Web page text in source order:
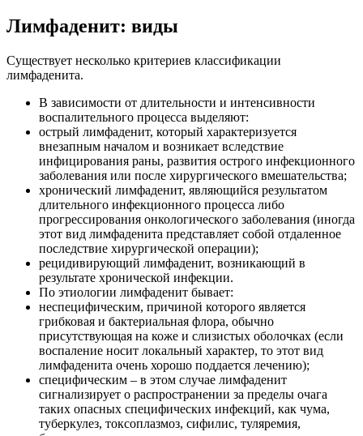
Лимфаденит: виды
Существует несколько критериев классификации
лимфаденита.
В зависимости от длительности и интенсивности
воспалительного процесса выделяют:
острый лимфаденит, который характеризуется
внезапным началом и возникает вследствие
инфицирования раны, развития острого инфекционного
заболевания или после хирургического вмешательства;
хронический лимфаденит, являющийся результатом
длительного инфекционного процесса либо
прогрессирования онкологического заболевания (иногда
этот вид лимфаденита представляет собой отдаленное
последствие хирургической операции);
рецидивирующий лимфаденит, возникающий в
результате хронической инфекции.
По этиологии лимфаденит бывает:
неспецифическим, причиной которого является
грибковая и бактериальная флора, обычно
присутствующая на коже и слизистых оболочках (если
воспаление носит локальный характер, то этот вид
лимфаденита очень хорошо поддается лечению);
специфическим – в этом случае лимфаденит
сигнализирует о распространении за пределы очага
таких опасных специфических инфекций, как чума,
туберкулез, токсоплазмоз, сифилис, туляремия,